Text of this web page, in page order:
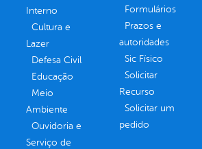
Interno
Cultura e
Lazer
Defesa Civil
Educação
Meio
Ambiente
Ouvidoria e
Serviço de
Formulários
Prazos e
autoridades
Sic Físico
Solicitar
Recurso
Solicitar um
pedido